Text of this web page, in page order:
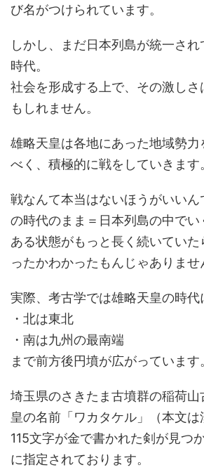
び名がつけられています。
しかし、まだ日本列島が統一さ
時代。
社会を形成する上で、その激し
もしれません。
雄略天皇は各地にあった地域勢力
べく、積極的に戦をしていきます
戦なんて本当はないほうがいいん
の時代のまま＝日本列島の中で
ある状態がもっと長く続いてい
ったかわかったもんじゃありませ
実際、考古学では雄略天皇の時代
・北は東北
・南は九州の最南端
まで前方後円墳が広がっています
埼玉県のさきたま古墳群の稲荷
皇の名前「ワカタケル」（本文
115文字が金で書かれた剣が見つ
に指定されております。